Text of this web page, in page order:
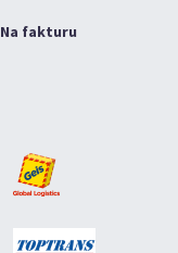
Na fakturu